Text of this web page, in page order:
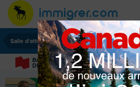
Salle d'attente - échanges de dates
Immigrer